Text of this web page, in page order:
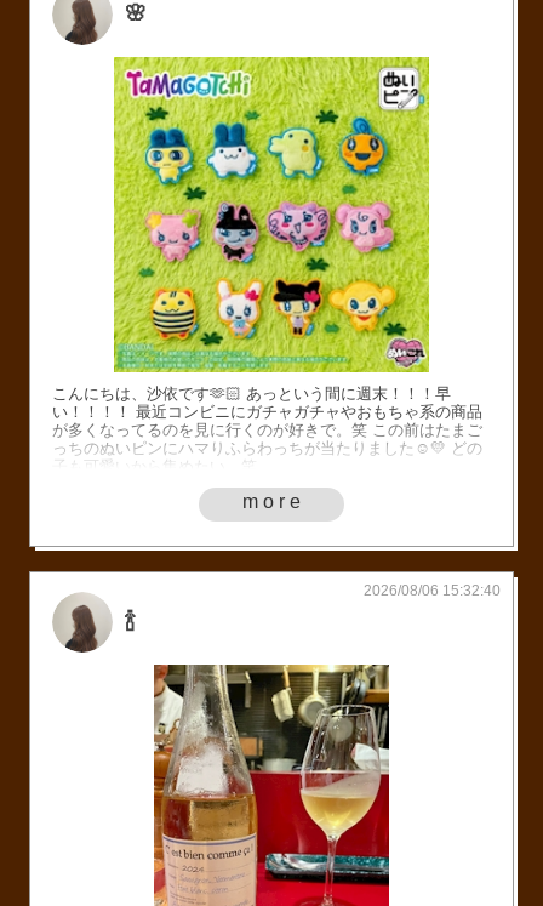
🌸
こんにちは、沙依です🫶🏻 あっという間に週末！！！早
い！！！！ 最近コンビニにガチャガチャやおもちゃ系の商品
が多くなってるのを見に行くのが好きで。笑 この前はたまご
っちのぬいピンにハマりふらわっちが当たりました☺️💛 どの
子も可愛いから集めたい。笑
more
🍾
2026/08/06 15:32:40